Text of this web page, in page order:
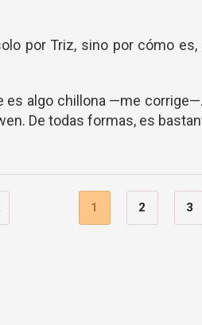
por Triz, sino por cómo
es algo chillona —me
De todas formas, es
1 2 3